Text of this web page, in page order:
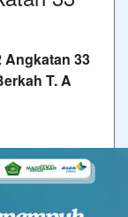
33
T. A